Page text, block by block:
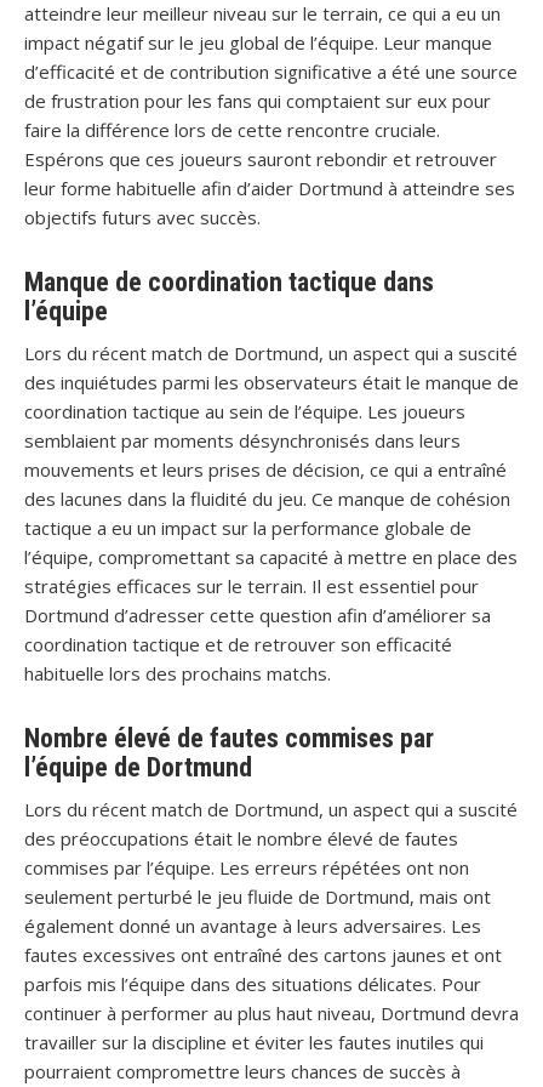
atteindre leur meilleur niveau sur le terrain, ce qui a eu un
impact négatif sur le jeu global de l’équipe. Leur manque
d’efficacité et de contribution significative a été une source
de frustration pour les fans qui comptaient sur eux pour
faire la différence lors de cette rencontre cruciale.
Espérons que ces joueurs sauront rebondir et retrouver
leur forme habituelle afin d’aider Dortmund à atteindre ses
objectifs futurs avec succès.
Manque de coordination tactique dans
l’équipe
Lors du récent match de Dortmund, un aspect qui a suscité
des inquiétudes parmi les observateurs était le manque de
coordination tactique au sein de l’équipe. Les joueurs
semblaient par moments désynchronisés dans leurs
mouvements et leurs prises de décision, ce qui a entraîné
des lacunes dans la fluidité du jeu. Ce manque de cohésion
tactique a eu un impact sur la performance globale de
l’équipe, compromettant sa capacité à mettre en place des
stratégies efficaces sur le terrain. Il est essentiel pour
Dortmund d’adresser cette question afin d’améliorer sa
coordination tactique et de retrouver son efficacité
habituelle lors des prochains matchs.
Nombre élevé de fautes commises par
l’équipe de Dortmund
Lors du récent match de Dortmund, un aspect qui a suscité
des préoccupations était le nombre élevé de fautes
commises par l’équipe. Les erreurs répétées ont non
seulement perturbé le jeu fluide de Dortmund, mais ont
également donné un avantage à leurs adversaires. Les
fautes excessives ont entraîné des cartons jaunes et ont
parfois mis l’équipe dans des situations délicates. Pour
continuer à performer au plus haut niveau, Dortmund devra
travailler sur la discipline et éviter les fautes inutiles qui
pourraient compromettre leurs chances de succès à